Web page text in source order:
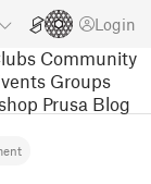
Login
Community
Groups
Prusa Blog